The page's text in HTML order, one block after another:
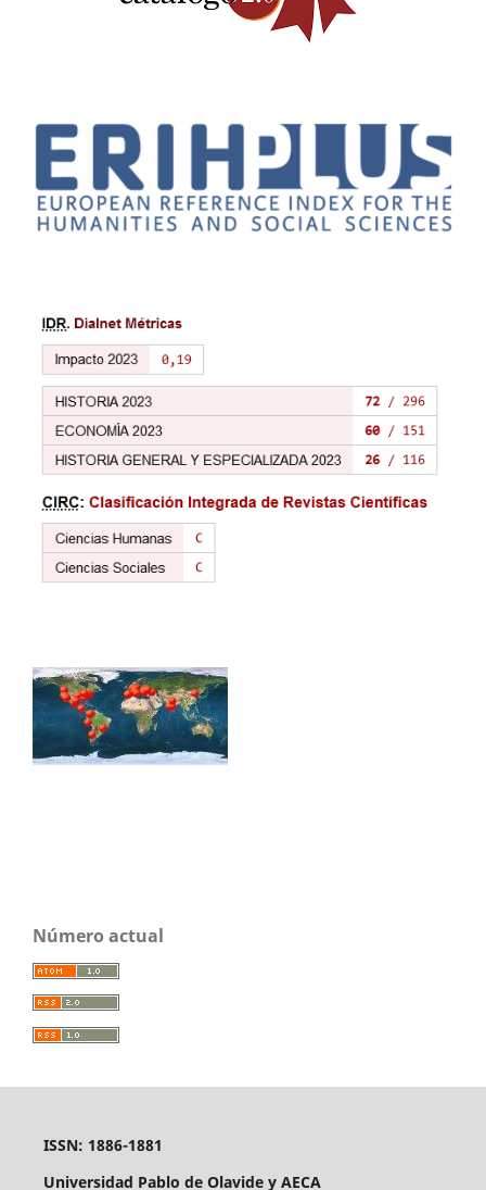
Número actual
ISSN: 1886-1881
Universidad Pablo de Olavide y AECA